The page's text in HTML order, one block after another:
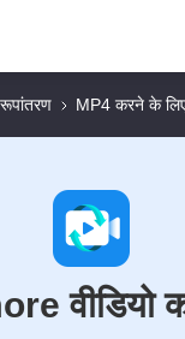
रूपांतरण MP4 करने के
वीडियो